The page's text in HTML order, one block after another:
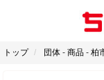
トップ 団体 - 商品 - 柏